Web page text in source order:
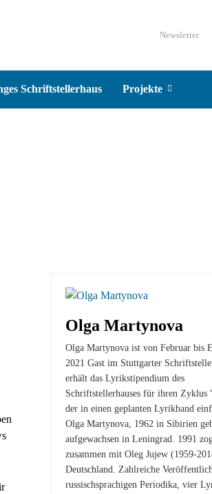
Newsletter
Schriftstellerhaus Projekte
Olga Martynova
Olga Martynova ist von Februar bis
2021 Gast im Stuttgarter
erhält das Lyrikstipendium des
Schriftstellerhauses für ihren Zyklus
der in einen geplanten Lyrikband
Olga Martynova, 1962 in Sibirien
aufgewachsen in Leningrad. 1991
zusammen mit Oleg Jujew (1959-
Deutschland. Zahlreiche
russischsprachigen Periodika, vier